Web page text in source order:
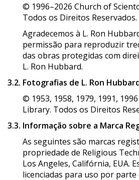
© 1996–2026 Church of
Todos os Direitos Reservados.
Agradecemos à L. Ron
permissão para reproduzir
das obras protegidas com
L. Ron Hubbard.
3.2. Fotografias de L. Ron
© 1953, 1958, 1979, 1991,
Library. Todos os Direitos
3.3. Informação sobre a Marca
As seguintes são marcas
propriedade de Religious
Los Angeles, Califórnia, EUA.
licenciadas para uso por parte